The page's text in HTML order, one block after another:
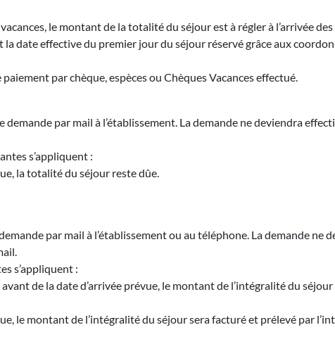
le montant de la totalité du séjour est à régler à l’arrivée
date effective du premier jour du séjour réservé grâce aux
par chèque, espèces ou Chèques Vacances effectué.
par mail à l’établissement. La demande ne deviendra
s’appliquent :
la totalité du séjour reste dûe.
par mail à l’établissement ou au téléphone. La demande ne
s’appliquent :
de la date d’arrivée prévue, le montant de l’intégralité du
le montant de l’intégralité du séjour sera facturé et prélevé par